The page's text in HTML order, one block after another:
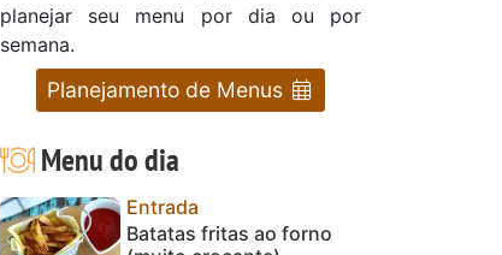
planejar seu menu por dia ou por
semana.
Planejamento de Menus
Menu do dia
Entrada
Batatas fritas ao forno